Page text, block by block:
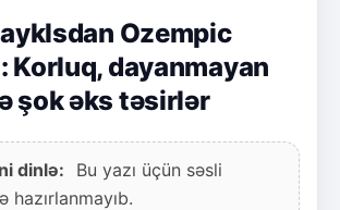
Ozempic
Korluq, dayanmayan
şok əks təsirlər
dinlə:
Bu yazı üçün səsli
hazırlanmayıb.